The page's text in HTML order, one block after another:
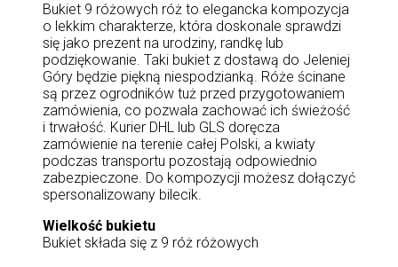
Bukiet 9 różowych róż to elegancka kompozycja
o lekkim charakterze, która doskonale sprawdzi
się jako prezent na urodziny, randkę lub
podziękowanie. Taki bukiet z dostawą do Jeleniej
Góry będzie piękną niespodzianką. Róże ścinane
są przez ogrodników tuż przed przygotowaniem
zamówienia, co pozwala zachować ich świeżość
i trwałość. Kurier DHL lub GLS doręcza
zamówienie na terenie całej Polski, a kwiaty
podczas transportu pozostają odpowiednio
zabezpieczone. Do kompozycji możesz dołączyć
spersonalizowany bilecik.
Wielkość bukietu
Bukiet składa się z 9 róż różowych